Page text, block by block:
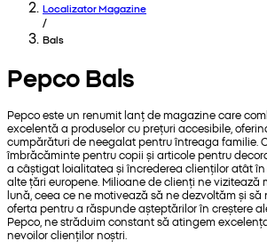
Localizator Magazine
/
Bals
Pepco Bals
Pepco este un renumit lanț de magazine care
excelentă a produselor cu prețuri accesibile,
cumpărături de neegalat pentru întreaga familie.
îmbrăcăminte pentru copii și articole pentru
a câștigat loialitatea și încrederea clienților atât
alte țări europene. Milioane de clienți ne vizitează
lună, ceea ce ne motivează să ne dezvoltăm și
oferta pentru a răspunde așteptărilor în creștere
Pepco, ne străduim constant să atingem
nevoilor clienților noștri.